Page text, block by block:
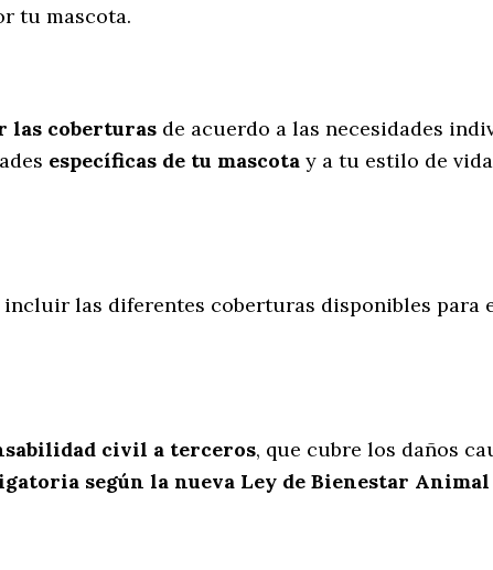
tu mascota.
las coberturas de acuerdo a las necesidades
específicas de tu mascota y a tu estilo de
incluir las diferentes coberturas disponibles para
civil a terceros, que cubre los daños
según la nueva Ley de Bienestar Animal